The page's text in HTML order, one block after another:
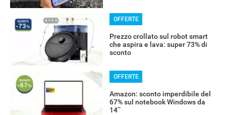
OFFERTE
Prezzo crollato sul robot smart
che aspira e lava: super 73% di
sconto
OFFERTE
Amazon: sconto imperdibile del
67% sul notebook Windows da
14’’